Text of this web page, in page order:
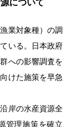
について
業対象種）の調
いる。日本政府
への影響調査を
けた施策を早急
岸の水産資源全
管理施策を確立